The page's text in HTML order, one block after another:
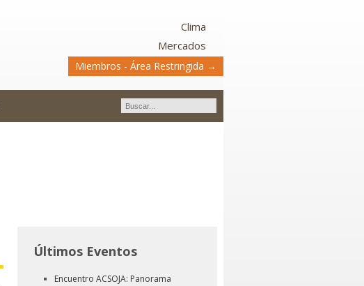
Clima
Mercados
Miembros - Área Restringida →
Últimos Eventos
Encuentro ACSOJA: Panorama